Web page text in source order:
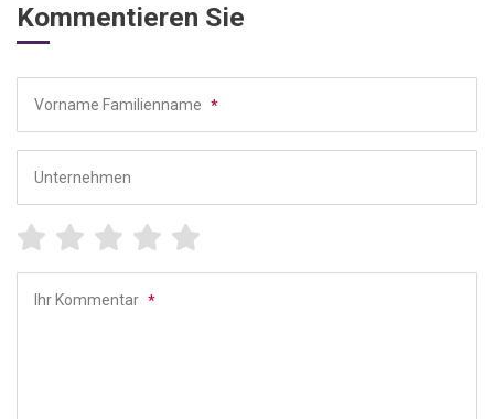
Kommentieren Sie
Vorname Familienname *
Unternehmen
Ihr Kommentar *